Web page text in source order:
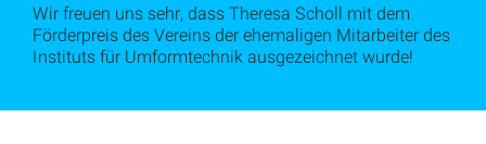
Wir freuen uns sehr, dass Theresa Scholl mit dem
Förderpreis des Vereins der ehemaligen Mitarbeiter des
Instituts für Umformtechnik ausgezeichnet wurde!